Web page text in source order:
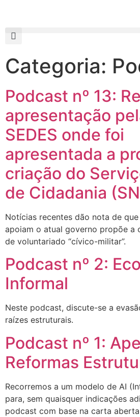
Categoria:
Podcast nº 13:
apresentação
SEDES onde foi
apresentada a
criação do
de Cidadania
Notícias recentes dão nota de
apoiam o atual governo propõe a
de voluntariado “cívico-militar”.
Podcast nº 2:
Informal
Neste podcast, discute-se a
raízes estruturais.
Podcast nº 1:
Reformas
Recorremos a um modelo de AI
para, sem quaisquer indicações
podcast com base na carta